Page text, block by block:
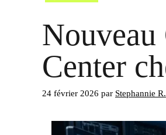
Nouveau
Center
24 février 2026 par Stephannie R.